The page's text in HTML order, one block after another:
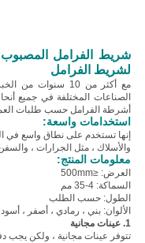
شريط الفرامل
لشريط الفرامل
مع أكثر من 10
الصناعات المختلفة في جميع
أشرطة الفرامل حسب طلبات
استخدامات واسعة:
إنها تستخدم على نطاق واسع في
والأسلاك ، مثل الجرارات ،
معلومات المنتج:
العرض: ≤500mm
السماكة: 4-35 مم
الطول: حسب الطلب
الألوان: بني ، رمادي ، أصفر ، أسود
1. عينات مجانية
تتوفر عينات مجانية ، ولكن يجب